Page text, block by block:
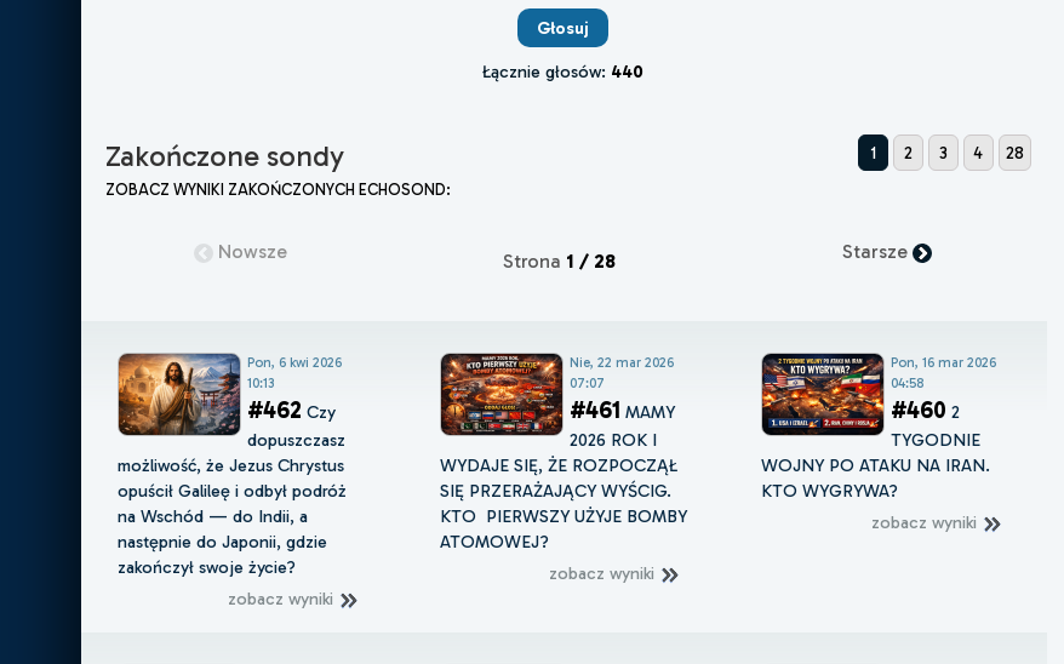
Łącznie głosów: 440
Zakończone sondy
ZOBACZ WYNIKI ZAKOŃCZONYCH ECHOSOND:
1 2 3 4 28
Nowsze Strona 1 / 28 Starsze
Pon, 6 kwi 2026
10:13
#462 Czy
dopuszczasz
możliwość, że Jezus Chrystus
opuścił Galileę i odbył podróż
na Wschód — do Indii, a
następnie do Japonii, gdzie
zakończył swoje życie?
zobacz wyniki
Nie, 22 mar 2026
07:07
#461 MAMY
2026 ROK I
WYDAJE SIĘ, ŻE ROZPOCZĄŁ
SIĘ PRZERAŻAJĄCY WYŚCIG.
KTO PIERWSZY UŻYJE BOMBY
ATOMOWEJ?
zobacz wyniki
Pon, 16 mar 2026
04:58
#460 2
TYGODNIE
WOJNY PO ATAKU NA IRAN.
KTO WYGRYWA?
zobacz wyniki